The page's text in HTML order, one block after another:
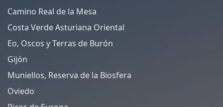
Camino Real de la Mesa
Costa Verde Asturiana Oriental
Eo, Oscos y Terras de Burón
Gijón
Muniellos, Reserva de la Biosfera
Oviedo